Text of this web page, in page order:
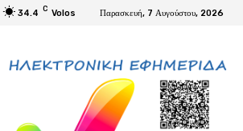
34.4 C Volos Παρασκευή, 7 Αυγούστου, 2026